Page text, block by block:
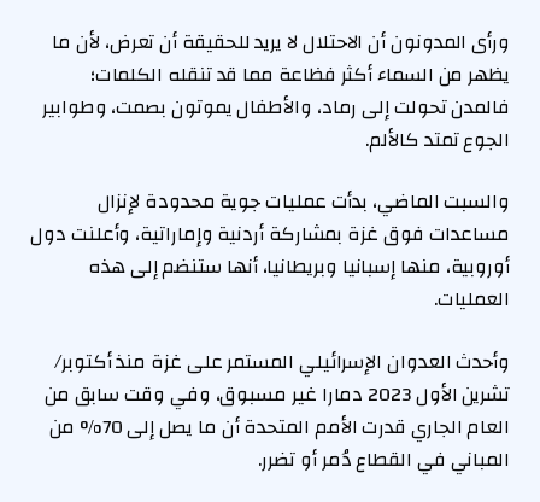
ورأى المدونون أن الاحتلال لا يريد للحقيقة أن تعرض، لأن ما
يظهر من السماء أكثر فظاعة مما قد تنقله الكلمات؛
فالمدن تحولت إلى رماد، والأطفال يموتون بصمت، وطوابير
الجوع تمتد كالألم.
والسبت الماضي، بدأت عمليات جوية محدودة لإنزال
مساعدات فوق غزة بمشاركة أردنية وإماراتية، وأعلنت دول
أوروبية، منها إسبانيا وبريطانيا، أنها ستنضم إلى هذه
العمليات.
وأحدث العدوان الإسرائيلي المستمر على غزة منذ أكتوبر/
تشرين الأول 2023 دمارا غير مسبوق، وفي وقت سابق من
العام الجاري قدرت الأمم المتحدة أن ما يصل إلى 70% من
المباني في القطاع دُمر أو تضرر.